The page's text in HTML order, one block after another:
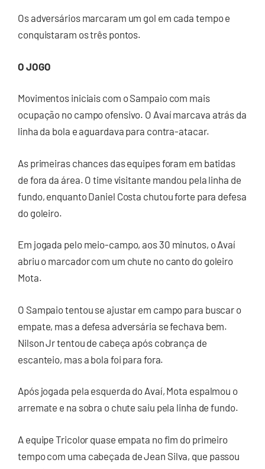
Os adversários marcaram um gol em cada tempo e
conquistaram os três pontos.
O JOGO
Movimentos iniciais com o Sampaio com mais
ocupação no campo ofensivo. O Avaí marcava atrás da
linha da bola e aguardava para contra-atacar.
As primeiras chances das equipes foram em batidas
de fora da área. O time visitante mandou pela linha de
fundo, enquanto Daniel Costa chutou forte para defesa
do goleiro.
Em jogada pelo meio-campo, aos 30 minutos, o Avaí
abriu o marcador com um chute no canto do goleiro
Mota.
O Sampaio tentou se ajustar em campo para buscar o
empate, mas a defesa adversária se fechava bem.
Nilson Jr tentou de cabeça após cobrança de
escanteio, mas a bola foi para fora.
Após jogada pela esquerda do Avaí, Mota espalmou o
arremate e na sobra o chute saiu pela linha de fundo.
A equipe Tricolor quase empata no fim do primeiro
tempo com uma cabeçada de Jean Silva, que passou